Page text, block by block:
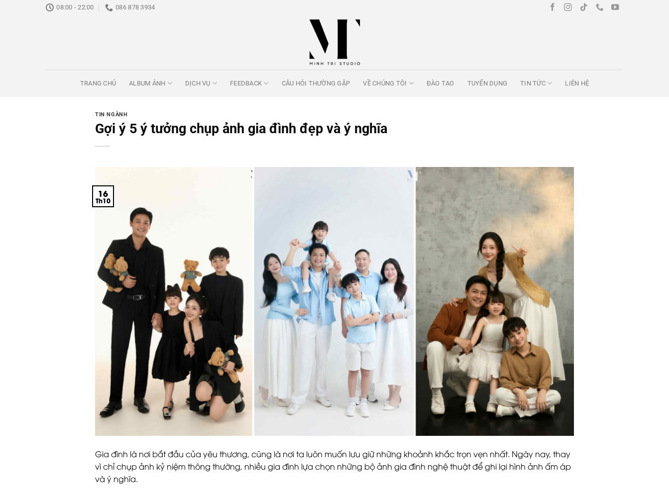
08:00 - 22:00 086 878 3934
TRANG CHỦ ALBUM ẢNH DỊCH VỤ FEEDBACK CÂU HỎI THƯỜNG GẶP VỀ CHÚNG TÔI ĐÀO TẠO TUYỂN DỤNG TIN TỨC LIÊN HỆ
TIN NGÀNH
Gợi ý 5 ý tưởng chụp ảnh gia đình đẹp và ý nghĩa
16
Th10
Gia đình là nơi bắt đầu của yêu thương, cũng là nơi ta luôn muốn lưu giữ những khoảnh khắc trọn vẹn nhất. Ngày nay, thay
vì chỉ chụp ảnh kỷ niệm thông thường, nhiều gia đình lựa chọn những bộ ảnh gia đình nghệ thuật để ghi lại hình ảnh ấm áp
và ý nghĩa.